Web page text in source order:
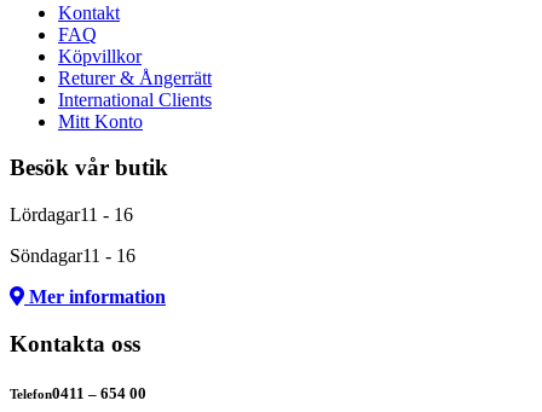
Kontakt
FAQ
Köpvillkor
Returer & Ångerrätt
International Clients
Mitt Konto
Besök vår butik
Lördagar11 - 16
Söndagar11 - 16
Mer information
Kontakta oss
Telefon0411 – 654 00